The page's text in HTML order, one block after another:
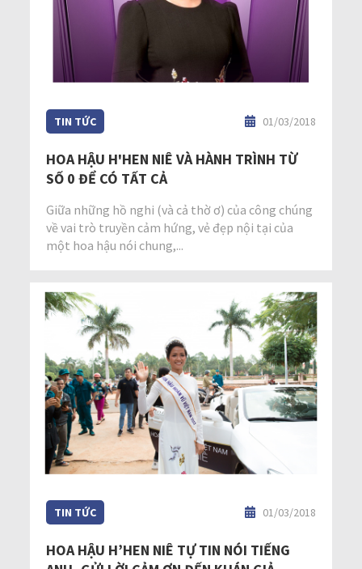
TIN TỨC 01/03/2018
HOA HẬU H'HEN NIÊ VÀ HÀNH TRÌNH TỪ
SỐ 0 ĐỂ CÓ TẤT CẢ
Giữa những hồ nghi (và cả thờ ơ) của công chúng
về vai trò truyền cảm hứng, vẻ đẹp nội tại của
một hoa hậu nói chung,...
TIN TỨC 01/03/2018
HOA HẬU H’HEN NIÊ TỰ TIN NÓI TIẾNG